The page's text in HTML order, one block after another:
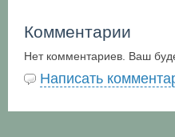
Комментарии
Нет комментариев. Ваш
Написать